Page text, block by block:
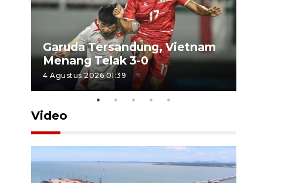
Garuda Tersandung, Vietnam
Menang Telak 3-0
4 Agustus 2026 01:39
Video